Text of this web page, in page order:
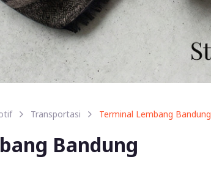
Transportasi Terminal Lembang Bandung
Bandung